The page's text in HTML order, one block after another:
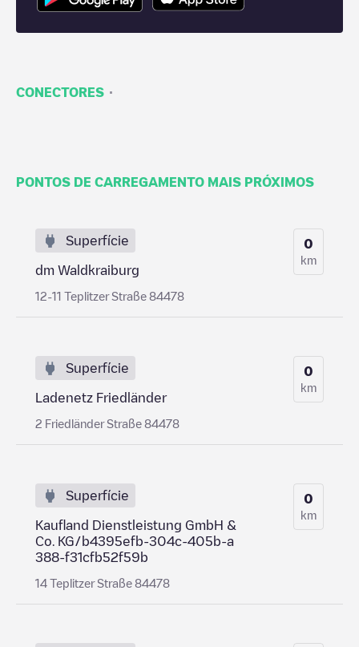
CONECTORES ·
PONTOS DE CARREGAMENTO MAIS PRÓXIMOS
Superfície
dm Waldkraiburg
12-11 Teplitzer Straße 84478
0
km
Superfície
Ladenetz Friedländer
2 Friedländer Straße 84478
0
km
Superfície
Kaufland Dienstleistung GmbH &
Co. KG/b4395efb-304c-405b-a
388-f31cfb52f59b
14 Teplitzer Straße 84478
0
km